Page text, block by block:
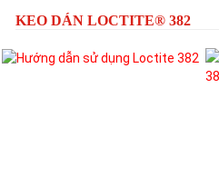
KEO DÁN LOCTITE® 382